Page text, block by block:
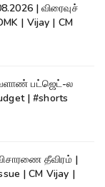
| விரைவுச்
| Vijay | CM
பட்ஜெட்-ல
| #shorts
விசாரணை தீவிரம் |
| CM Vijay |